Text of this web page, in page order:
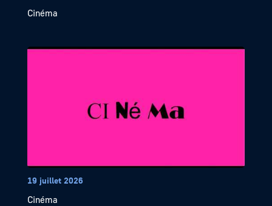
Cinéma
19 juillet 2026
Cinéma